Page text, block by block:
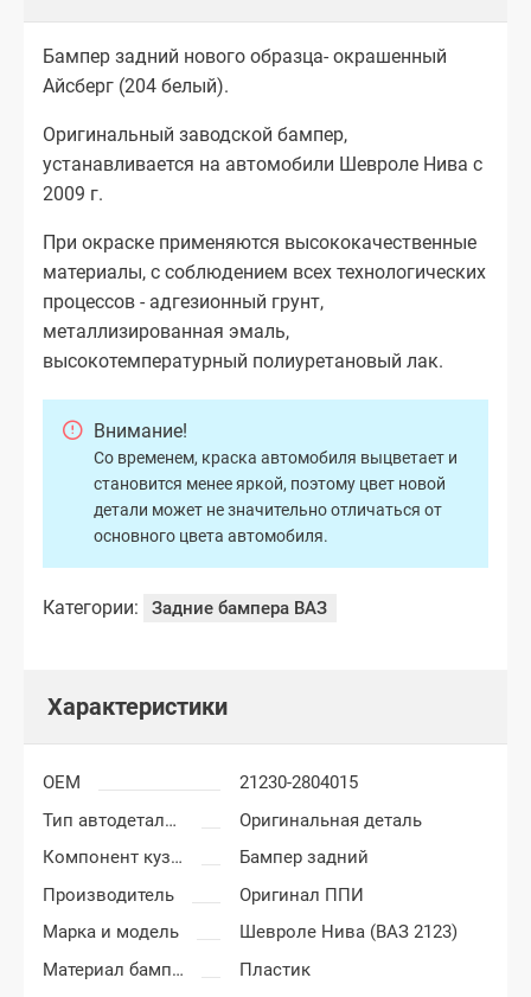
Бампер задний нового образца- окрашенный
Айсберг (204 белый).
Оригинальный заводской бампер,
устанавливается на автомобили Шевроле Нива с
2009 г.
При окраске применяются высококачественные
материалы, с соблюдением всех технологических
процессов - адгезионный грунт,
металлизированная эмаль,
высокотемпературный полиуретановый лак.
Внимание!
Со временем, краска автомобиля выцветает и
становится менее яркой, поэтому цвет новой
детали может не значительно отличаться от
основного цвета автомобиля.
Категории: Задние бампера ВАЗ
Характеристики
OEM
21230-2804015
Тип автодеталей
Оригинальная деталь
Компонент кузова
Бампер задний
Производитель
Оригинал ППИ
Марка и модель
Шевроле Нива (ВАЗ 2123)
Материал бампера
Пластик